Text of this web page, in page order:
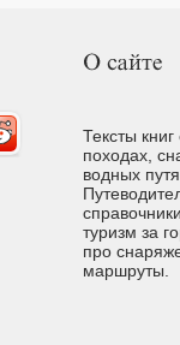
Тексты
походах,
водных
туризм за
про
маршруты.